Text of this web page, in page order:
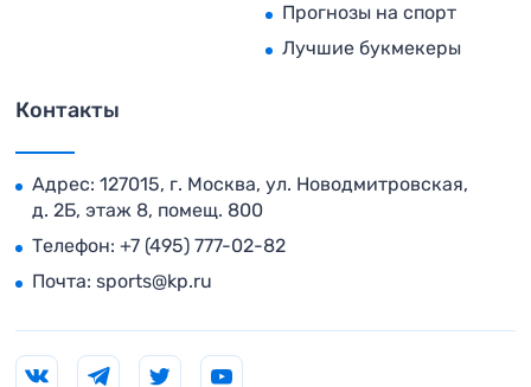
Прогнозы на спорт
Лучшие букмекеры
Контакты
Адрес: 127015, г. Москва, ул. Новодмитровская,
д. 2Б, этаж 8, помещ. 800
Телефон: +7 (495) 777-02-82
Почта: sports@kp.ru